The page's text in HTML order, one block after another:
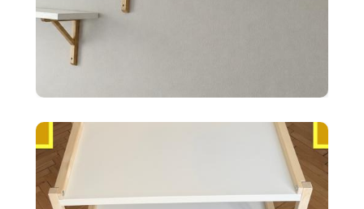
biele 120X20cm